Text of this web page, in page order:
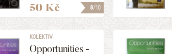
8/10
50 Kč
KOLEKTIV
Opportunities -